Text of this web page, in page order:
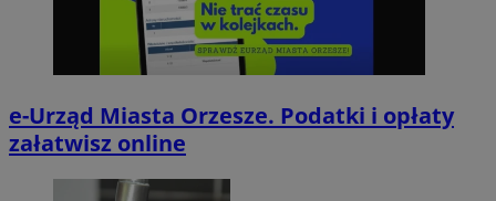
e-Urząd Miasta Orzesze. Podatki i opłaty
załatwisz online